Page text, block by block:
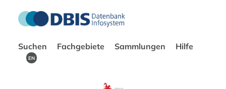
Suchen Fachgebiete Sammlungen Hilfe
EN